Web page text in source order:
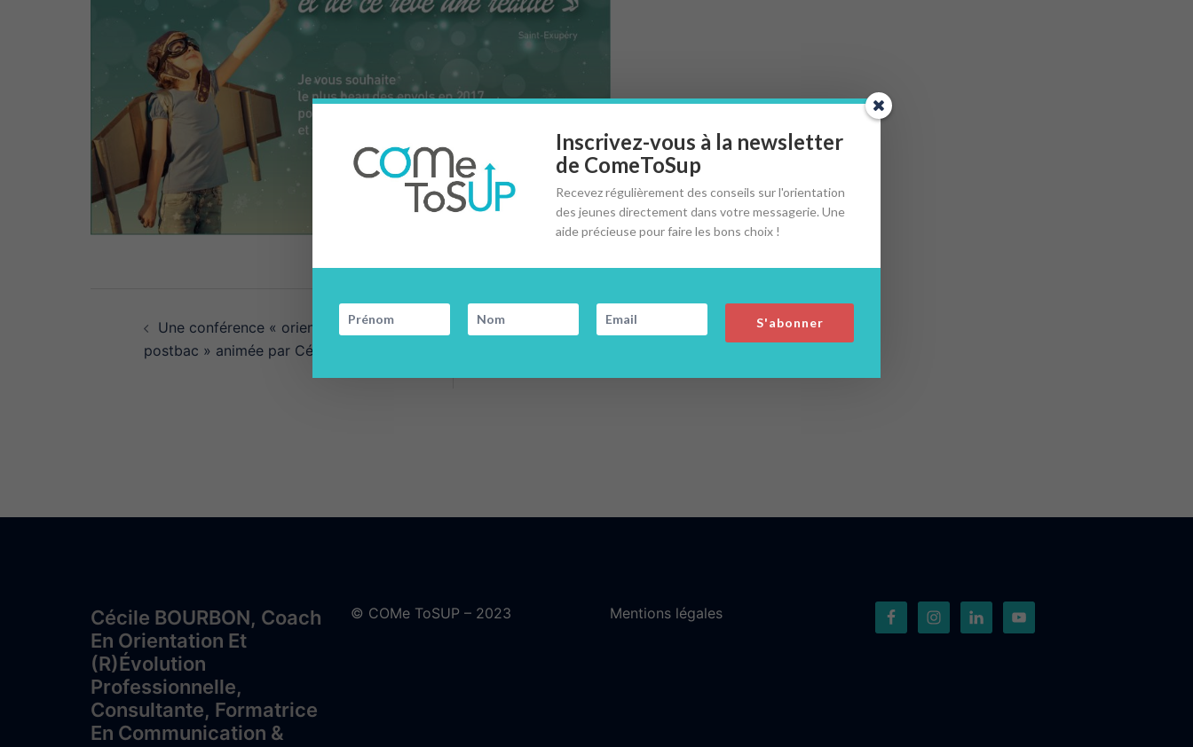
d’article
Une conférence « orientation
postbac » animée par Cécile Bourbon
Universités, écoles, prépas… : ce qui
Cécile BOURBON, Coach
En Orientation Et
(r)évolution
Professionnelle,
Consultante, Formatrice
En Communication &
© COMe ToSUP – 2023 Mentions légales
Inscrivez-vous à la newsletter
de ComeToSup
Recevez régulièrement des conseils sur l'orientation
des jeunes directement dans votre messagerie. Une
aide précieuse pour faire les bons choix !
S'abonner